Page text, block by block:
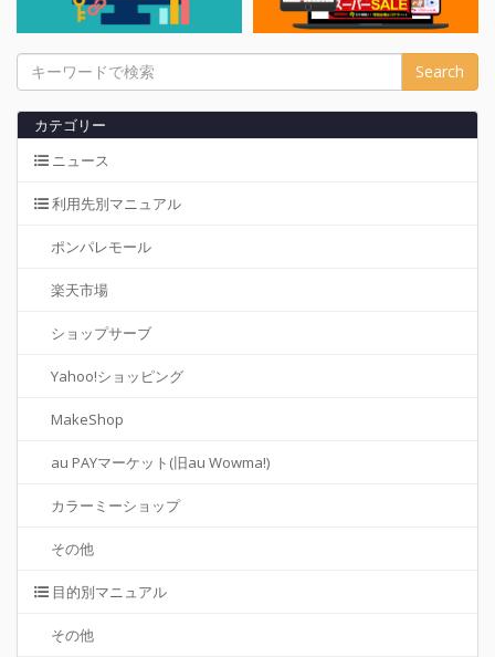
カテゴリー
ニュース
利用先別マニュアル
ポンパレモール
楽天市場
ショップサーブ
Yahoo!ショッピング
MakeShop
au PAYマーケット(旧au Wowma!)
カラーミーショップ
その他
目的別マニュアル
その他